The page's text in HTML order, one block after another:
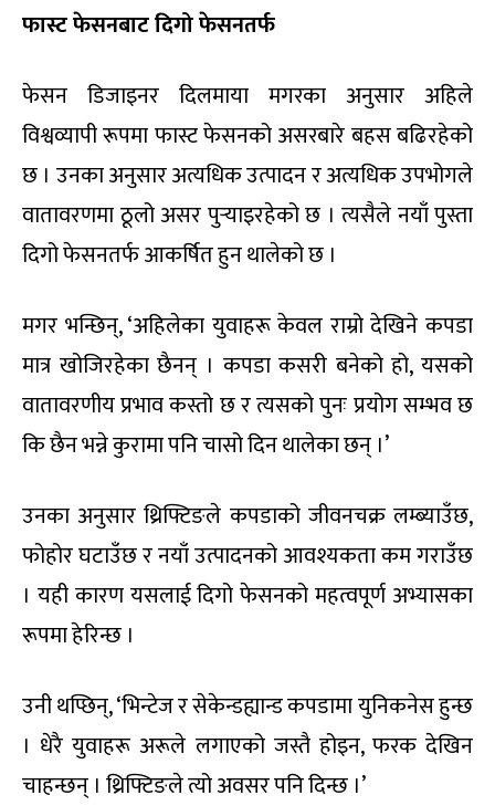
फास्ट फेसनबाट दिगो फेसनतर्फ
फेसन डिजाइनर दिलमाया मगरका अनुसार अहिले
विश्वव्यापी रूपमा फास्ट फेसनको असरबारे बहस बढिरहेको
छ । उनका अनुसार अत्यधिक उत्पादन र अत्यधिक उपभोगले
वातावरणमा ठूलो असर पुर्‍याइरहेको छ । त्यसैले नयाँ पुस्ता
दिगो फेसनतर्फ आकर्षित हुन थालेको छ ।
मगर भन्छिन्, ‘अहिलेका युवाहरू केवल राम्रो देखिने कपडा
मात्र खोजिरहेका छैनन् । कपडा कसरी बनेको हो, यसको
वातावरणीय प्रभाव कस्तो छ र त्यसको पुनः प्रयोग सम्भव छ
कि छैन भन्ने कुरामा पनि चासो दिन थालेका छन् ।’
उनका अनुसार थ्रिफ्टिङले कपडाको जीवनचक्र लम्ब्याउँछ,
फोहोर घटाउँछ र नयाँ उत्पादनको आवश्यकता कम गराउँछ
। यही कारण यसलाई दिगो फेसनको महत्वपूर्ण अभ्यासका
रूपमा हेरिन्छ ।
उनी थप्छिन्, ‘भिन्टेज र सेकेन्डह्यान्ड कपडामा युनिकनेस हुन्छ
। धेरै युवाहरू अरूले लगाएको जस्तै होइन, फरक देखिन
चाहन्छन् । थ्रिफ्टिङले त्यो अवसर पनि दिन्छ ।’